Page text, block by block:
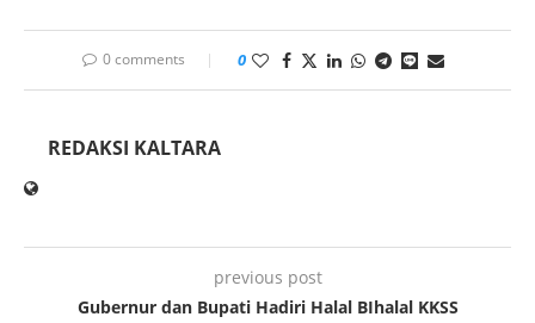
0 comments 0
REDAKSI KALTARA
previous post
Gubernur dan Bupati Hadiri Halal BIhalal KKSS